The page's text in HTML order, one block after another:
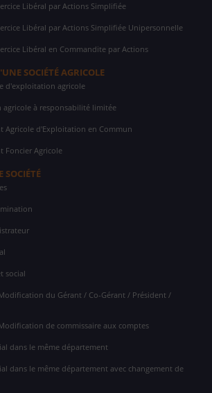
Libéral par Actions Simplifiée
Libéral par Actions Simplifiée Unipersonnelle
Libéral en Commandite par Actions
SOCIÉTÉ AGRICOLE
d'exploitation agricole
agricole à responsabilité limitée
Agricole d'Exploitation en Commun
Foncier Agricole
SOCIÉTÉ
social
du Gérant / Co-Gérant / Président /
de commissaire aux comptes
dans le même département
dans le même département avec changement de